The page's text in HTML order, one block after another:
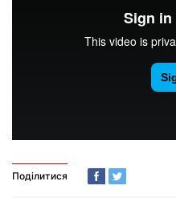
Поділитися